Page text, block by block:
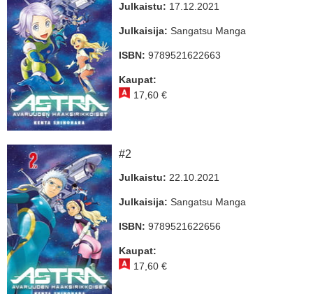
Julkaistu: 17.12.2021
Julkaisija: Sangatsu Manga
ISBN: 9789521622663
Kaupat:
17,60 €
#2
Julkaistu: 22.10.2021
Julkaisija: Sangatsu Manga
ISBN: 9789521622656
Kaupat:
17,60 €